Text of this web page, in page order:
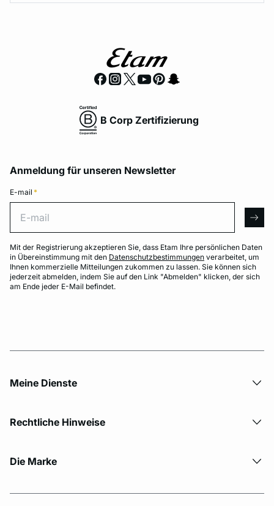
B Corp Zertifizierung
Anmeldung für unseren Newsletter
E-mail *
Mit der Registrierung akzeptieren Sie, dass Etam Ihre persönlichen Daten
in Übereinstimmung mit den Datenschutzbestimmungen verarbeitet, um
Ihnen kommerzielle Mitteilungen zukommen zu lassen. Sie können sich
jederzeit abmelden, indem Sie auf den Link "Abmelden" klicken, der sich
am Ende jeder E-Mail befindet.
Meine Dienste
Rechtliche Hinweise
Die Marke